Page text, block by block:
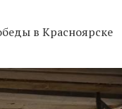
в Красноярске